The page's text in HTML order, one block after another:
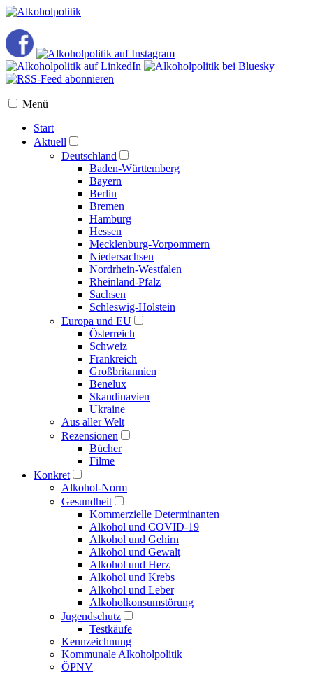
Menü
Start
Aktuell
Deutschland
Baden-Württemberg
Bayern
Berlin
Bremen
Hamburg
Hessen
Mecklenburg-Vorpommern
Niedersachsen
Nordrhein-Westfalen
Rheinland-Pfalz
Sachsen
Schleswig-Holstein
Europa und EU
Österreich
Schweiz
Frankreich
Großbritannien
Benelux
Skandinavien
Ukraine
Aus aller Welt
Rezensionen
Bücher
Filme
Konkret
Alkohol-Norm
Gesundheit
Kommerzielle Determinanten
Alkohol und COVID-19
Alkohol und Gehirn
Alkohol und Gewalt
Alkohol und Herz
Alkohol und Krebs
Alkohol und Leber
Alkoholkonsumstörung
Jugendschutz
Testkäufe
Kennzeichnung
Kommunale Alkoholpolitik
ÖPNV